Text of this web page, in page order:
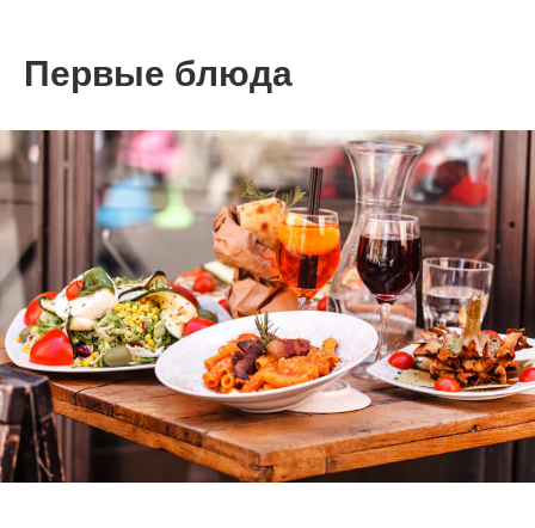
Первые блюда